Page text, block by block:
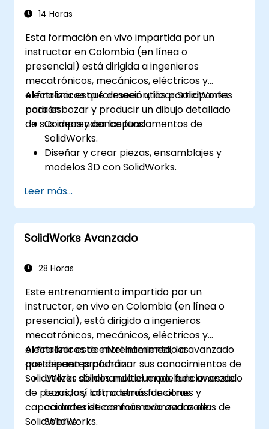
14 Horas
Esta formación en vivo impartida por un
instructor en Colombia (en línea o
presencial) está dirigida a ingenieros
mecatrónicos, mecánicos, eléctricos y
electrónicos que deseen utilizar SolidWorks
para esbozar y producir un dibujo detallado
de sus ideas y conceptos.
Al finalizar esta formación, los participantes
podrán:
Comprender los fundamentos de
SolidWorks.
Diseñar y crear piezas, ensamblajes y
modelos 3D con SolidWorks.
Leer más...
SolidWorks Avanzado
28 Horas
Este entrenamiento impartido por un
instructor, en vivo en Colombia (en línea o
presencial), está dirigido a ingenieros
mecatrónicos, mecánicos, eléctricos y
electrónicos de nivel intermedio a avanzado
que deseen profundizar sus conocimientos de
SolidWorks dominando el modelado avanzado
de piezas, así como otras funciones y
capacidades de conformado avanzadas de
SolidWorks.
Al finalizar este entrenamiento, los
participantes podrán:
Utilizar sólidos multicuerpo, funciones de
barrido y loft, además de otras
características más avanzadas de
SolidWorks.